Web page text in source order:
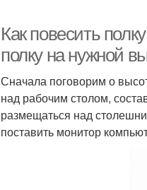
Как повесить
полку на нужной
Сначала поговорим о
над рабочим столом,
размещаться над
поставить монитор